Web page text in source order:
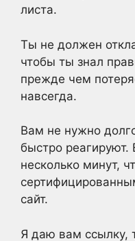
листа.
Ты не должен
чтобы ты знал
прежде чем
навсегда.
Вам не нужно
быстро реагируют.
несколько минут,
сайт.
Я даю вам ссылку,